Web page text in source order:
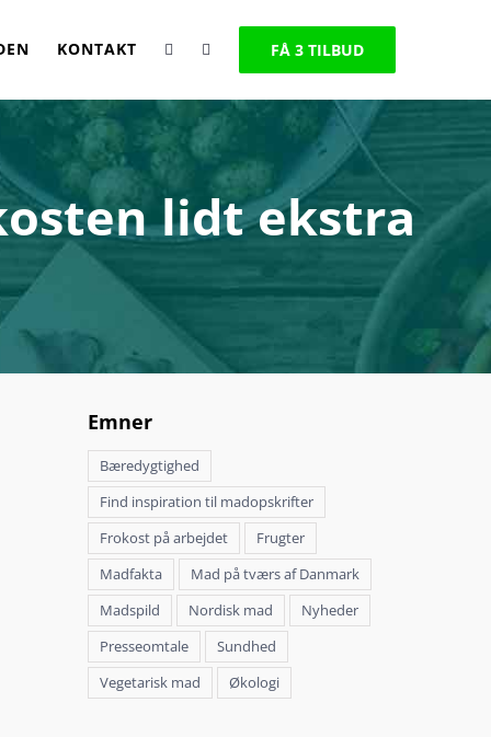
KONTAKT FÅ 3 TILBUD
lidt ekstra
Emner
Bæredygtighed
Find inspiration til madopskrifter
Frokost på arbejdet
Frugter
Madfakta
Mad på tværs af Danmark
Madspild
Nordisk mad
Nyheder
Presseomtale
Sundhed
Vegetarisk mad
Økologi